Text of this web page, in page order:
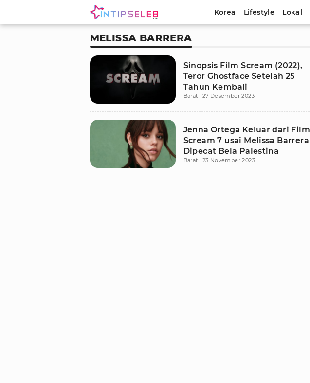
Korea Lifestyle Lokal
MELISSA BARRERA
Sinopsis Film Scream (2022),
Teror Ghostface Setelah 25
Tahun Kembali
Barat 27 Desember 2023
Jenna Ortega Keluar dari Film
Scream 7 usai Melissa Barrera
Dipecat Bela Palestina
Barat 23 November 2023